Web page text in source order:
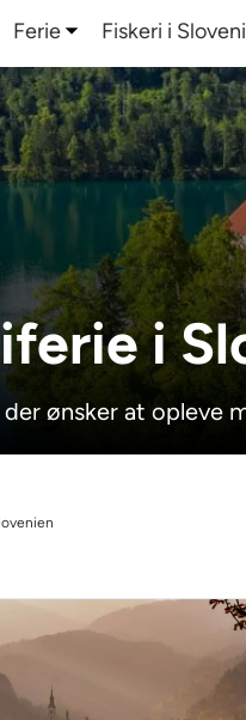
Ferie Fiskeri i
i
ønsker at opleve